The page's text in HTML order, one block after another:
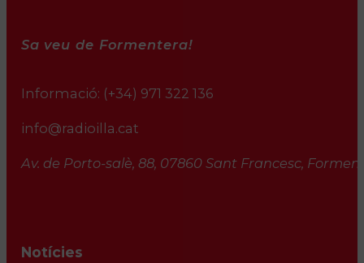
Sa veu de Formentera!
Informació: (+34) 971 322 136
info@radioilla.cat
Av. de Porto-salè, 88, 07860 Sant Francesc,
Notícies